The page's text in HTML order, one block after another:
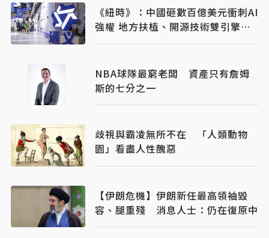
《紐時》：中國砸數百億美元衝刺AI
強權 地方扶植、開源技術雙引擎並
行
NBA球隊最窮老闆 資產只有詹姆
斯的七分之一
歧視與霸凌無所不在 「人類動物
園」看盡人性醜惡
【伊朗危機】伊朗新任最高領袖毀
容、腿重殘 消息人士：仍在復原中